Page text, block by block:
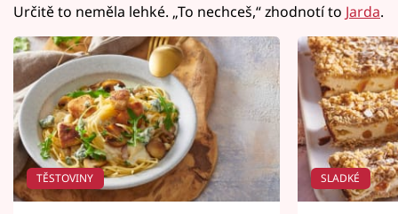
Určitě to neměla lehké. „To nechceš,“ zhodnotí to Jarda.
TĚSTOVINY SLADKÉ